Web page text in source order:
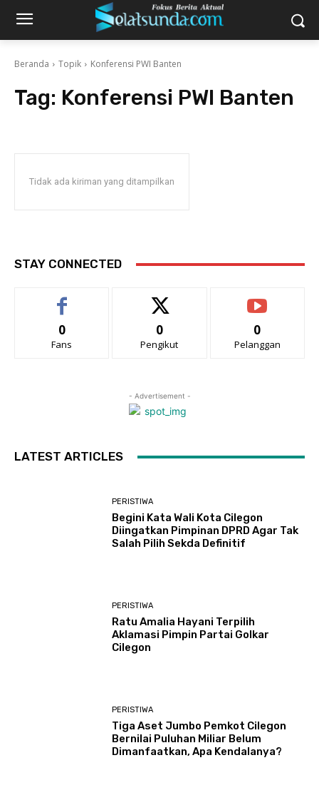
Beranda Topik Konferensi PWI Banten
Tag: Konferensi PWI Banten
Tidak ada kiriman yang ditampilkan
STAY CONNECTED
0
Fans
0
Pengikut
0
Pelanggan
- Advertisement -
LATEST ARTICLES
PERISTIWA
Begini Kata Wali Kota Cilegon
Diingatkan Pimpinan DPRD Agar Tak
Salah Pilih Sekda Definitif
PERISTIWA
Ratu Amalia Hayani Terpilih
Aklamasi Pimpin Partai Golkar
Cilegon
PERISTIWA
Tiga Aset Jumbo Pemkot Cilegon
Bernilai Puluhan Miliar Belum
Dimanfaatkan, Apa Kendalanya?